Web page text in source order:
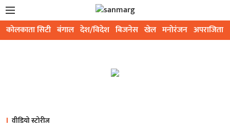
कोलकाता सिटी बंगाल देश/विदेश बिजनेस खेल मनोरंजन अपराजिता
वीडियो स्टोरीज